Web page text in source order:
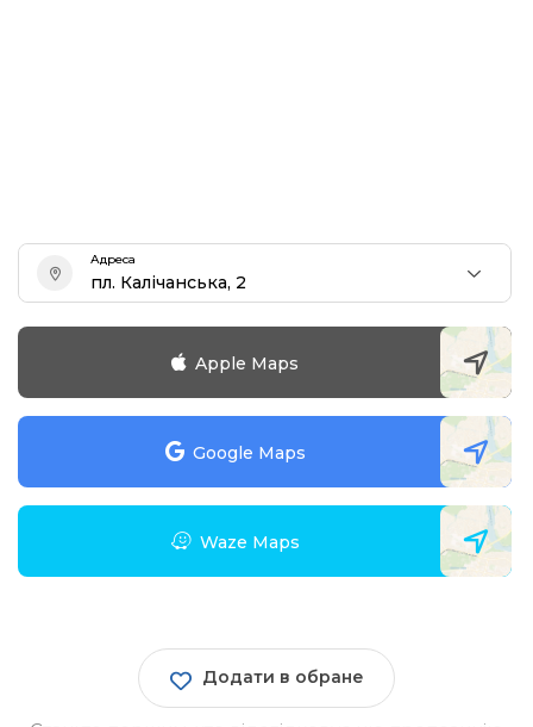
Адреса
пл. Калічанська, 2
Apple Maps
Google Maps
Waze Maps
Додати в обране